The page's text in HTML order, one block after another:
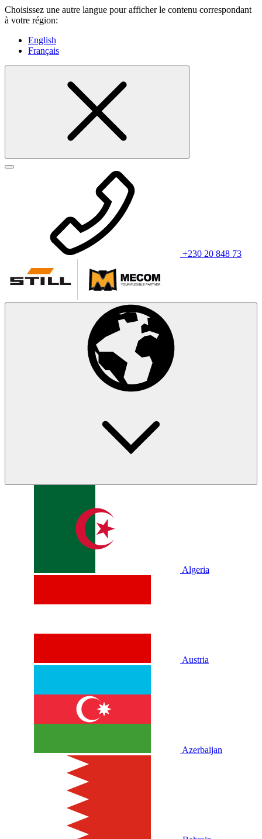
Choisissez une autre langue pour afficher le contenu correspondant
à votre région:
English
Français
+230 20 848 73
Algeria
Austria
Azerbaijan